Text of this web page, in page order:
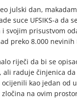
julski dan,
suce UFSIKS-a da
i svojim prisustvom
preko 8.000 nevinih
riječi da bi se
ali raduje činjenica
kao jedan od
zločina na ovim